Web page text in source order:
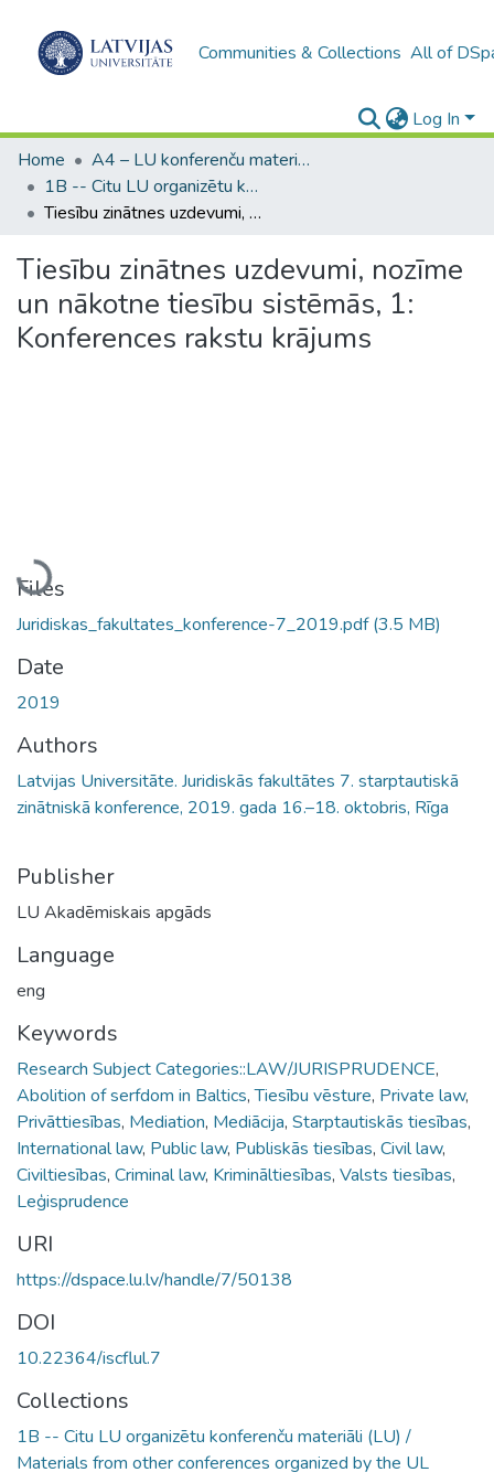
Communities & Collections All of
Log In
Home
A4 – LU konferenču materiāli / Conference papers of the UL
1B -- Citu LU organizētu konferenču materiāli (LU) / Materials from other conferences organized by the UL
Tiesību zinātnes uzdevumi, nozīme un nākotne tiesību sistēmās, 1: Konferences rakstu krājums
Tiesību zinātnes uzdevumi, nozīme
un nākotne tiesību sistēmās, 1:
Konferences rakstu krājums
Loading...
Files
Juridiskas_fakultates_konference-7_2019.pdf(3.5 MB)
Date
2019
Authors
Latvijas Universitāte. Juridiskās fakultātes 7. starptautiskā
zinātniskā konference, 2019. gada 16.–18. oktobris, Rīga
Publisher
LU Akadēmiskais apgāds
Language
eng
Keywords
Research Subject Categories::LAW/JURISPRUDENCE,
Abolition of serfdom in Baltics,Tiesību vēsture, Private law,
Privāttiesības, Mediation, Mediācija, Starptautiskās tiesības,
International law, Public law, Publiskās tiesības, Civil law,
Civiltiesības, Criminal law, Krimināltiesības, Valsts tiesības,
Leģisprudence
URI
https://dspace.lu.lv/handle/7/50138
DOI
10.22364/iscflul.7
Collections
1B -- Citu LU organizētu konferenču materiāli (LU) /
Materials from other conferences organized by the UL